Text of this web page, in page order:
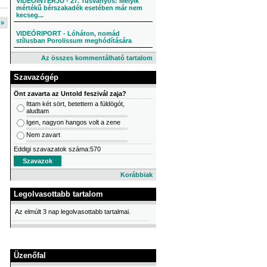
mértékű bérszakadék esetében már nem
kecseg...
VIDEÓRIPORT - Lóháton, nomád
stílusban Porolissum meghódítására
Az összes kommentálható tartalom
Szavazógép
Önt zavarta az Untold feszivál zaja?
Ittam két sört, betettem a füldögót,
aludtam
Igen, nagyon hangos volt a zene
Nem zavart
Eddigi szavazatok száma:570
Korábbiak
Legolvasottabb tartalom
Az elmúlt 3 nap legolvasottabb tartalmai.
Üzenőfal